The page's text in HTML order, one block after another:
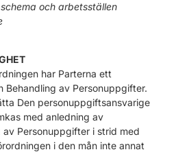
och arbetsställen
har Parterna ett
Behandling av Personuppgifter.
Den personuppgiftsansvarige
med anledning av
Personuppgifter i strid med
i den mån inte annat